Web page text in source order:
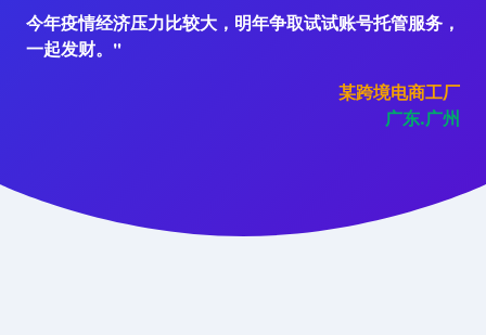
今年疫情经济压力比较大，明年争取试试账号托管服务，
一起发财。"
某跨境电商工厂
广东.广州